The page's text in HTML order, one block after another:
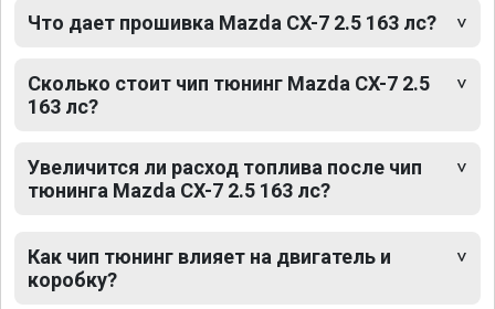
Что дает прошивка Mazda CX-7 2.5 163 лс?
Сколько стоит чип тюнинг Mazda CX-7 2.5
163 лс?
Увеличится ли расход топлива после чип
тюнинга Mazda CX-7 2.5 163 лс?
Как чип тюнинг влияет на двигатель и
коробку?